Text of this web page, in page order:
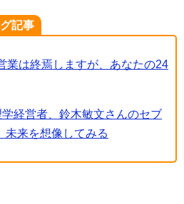
記事
業は終焉しますが、あなたの24
経営者、鈴木敏文さんのセブ
未来を想像してみる